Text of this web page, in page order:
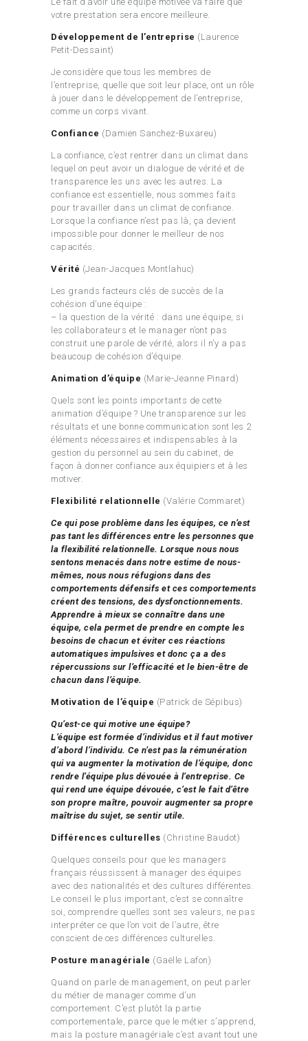
votre prestation sera encore meilleure.
Développement de l’entreprise (Laurence
Petit-Dessaint)
Je considère que tous les membres de
l’entreprise, quelle que soit leur place, ont un rôle
à jouer dans le développement de l’entreprise,
comme un corps vivant.
Confiance (Damien Sanchez-Buxareu)
La confiance, c’est rentrer dans un climat dans
lequel on peut avoir un dialogue de vérité et de
transparence les uns avec les autres. La
confiance est essentielle, nous sommes faits
pour travailler dans un climat de confiance.
Lorsque la confiance n’est pas là, ça devient
impossible pour donner le meilleur de nos
capacités.
Vérité (Jean-Jacques Montlahuc)
Les grands facteurs clés de succès de la
cohésion d’une équipe :
– la question de la vérité : dans une équipe, si
les collaborateurs et le manager n’ont pas
construit une parole de vérité, alors il n’y a pas
beaucoup de cohésion d’équipe.
Animation d’équipe (Marie-Jeanne Pinard)
Quels sont les points importants de cette
animation d’équipe ? Une transparence sur les
résultats et une bonne communication sont les 2
éléments nécessaires et indispensables à la
gestion du personnel au sein du cabinet, de
façon à donner confiance aux équipiers et à les
motiver.
Flexibilité relationnelle (Valérie Commaret)
Ce qui pose problème dans les équipes, ce n’est
pas tant les différences entre les personnes que
la flexibilité relationnelle. Lorsque nous nous
sentons menacés dans notre estime de nous-
mêmes, nous nous réfugions dans des
comportements défensifs et ces comportements
créent des tensions, des dysfonctionnements.
Apprendre à mieux se connaître dans une
équipe, cela permet de prendre en compte les
besoins de chacun et éviter ces réactions
automatiques impulsives et donc ça a des
répercussions sur l’efficacité et le bien-être de
chacun dans l’équipe.
Motivation de l’équipe (Patrick de Sépibus)
Qu’est-ce qui motive une équipe?
L’équipe est formée d’individus et il faut motiver
d’abord l’individu. Ce n’est pas la rémunération
qui va augmenter la motivation de l’équipe, donc
rendre l’équipe plus dévouée à l’entreprise. Ce
qui rend une équipe dévouée, c’est le fait d’être
son propre maître, pouvoir augmenter sa propre
maîtrise du sujet, se sentir utile.
Différences culturelles (Christine Baudot)
Quelques conseils pour que les managers
français réussissent à manager des équipes
avec des nationalités et des cultures différentes.
Le conseil le plus important, c’est se connaître
soi, comprendre quelles sont ses valeurs, ne pas
interpréter ce que l’on voit de l’autre, être
conscient de ces différences culturelles.
Posture managériale (Gaëlle Lafon)
Quand on parle de management, on peut parler
du métier de manager comme d’un
comportement. C’est plutôt la partie
comportementale, parce que le métier s’apprend,
mais la posture managériale c’est avant tout une